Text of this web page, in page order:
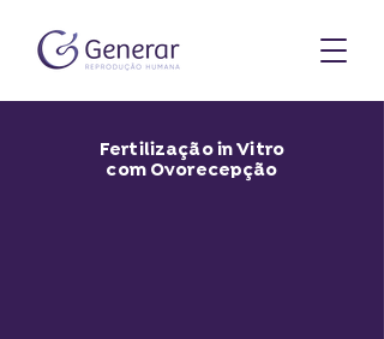
Fertilização in Vitro
com Ovorecepção